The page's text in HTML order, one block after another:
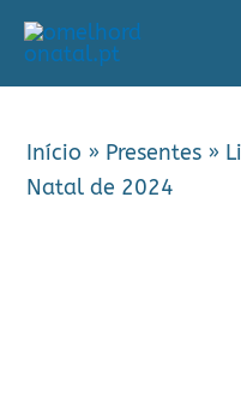
Skip
content
Início » Presentes»
Natal de 2024